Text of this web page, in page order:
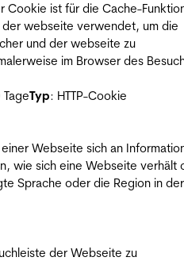
Cookie ist für die Cache-
webseite verwendet, um die
und der webseite zu
im Browser des
Typ: HTTP-Cookie
Webseite sich an
wie sich eine Webseite verhält
Sprache oder die Region in
der Webseite zu